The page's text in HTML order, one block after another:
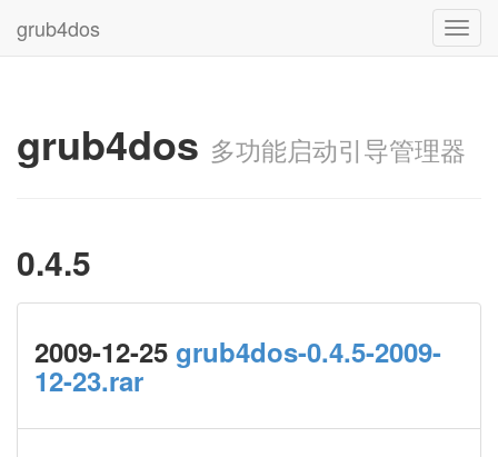
grub4dos
grub4dos 多功能启动引导管理器
0.4.5
2009-12-25 grub4dos-0.4.5-2009-
12-23.rar